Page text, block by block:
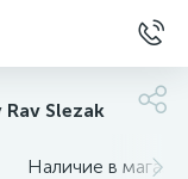
Slezak
Наличие в